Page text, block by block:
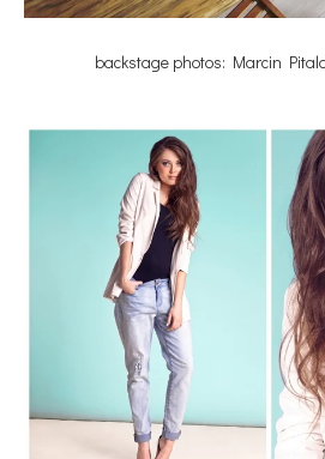
backstage photos: Marcin